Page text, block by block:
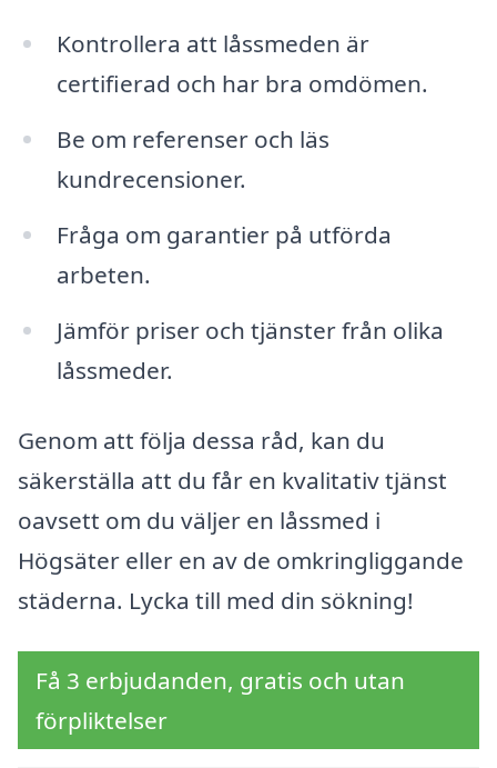
Kontrollera att låssmeden är
certifierad och har bra omdömen.
Be om referenser och läs
kundrecensioner.
Fråga om garantier på utförda
arbeten.
Jämför priser och tjänster från olika
låssmeder.
Genom att följa dessa råd, kan du
säkerställa att du får en kvalitativ tjänst
oavsett om du väljer en låssmed i
Högsäter eller en av de omkringliggande
städerna. Lycka till med din sökning!
Få 3 erbjudanden, gratis och utan
förpliktelser